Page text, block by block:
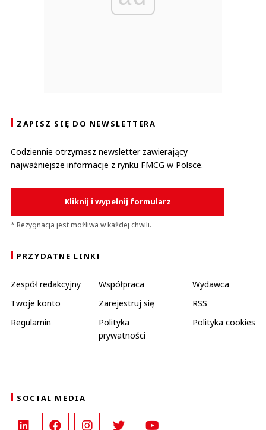
ZAPISZ SIĘ DO NEWSLETTERA
Codziennie otrzymasz newsletter zawierający
najważniejsze informacje z rynku FMCG w Polsce.
Kliknij i wypełnij formularz
* Rezygnacja jest możliwa w każdej chwili.
PRZYDATNE LINKI
Zespół redakcyjny Współpraca
Wydawca
Twoje konto
Zarejestruj się
RSS
Regulamin
Polityka
prywatności
Polityka cookies
SOCIAL MEDIA